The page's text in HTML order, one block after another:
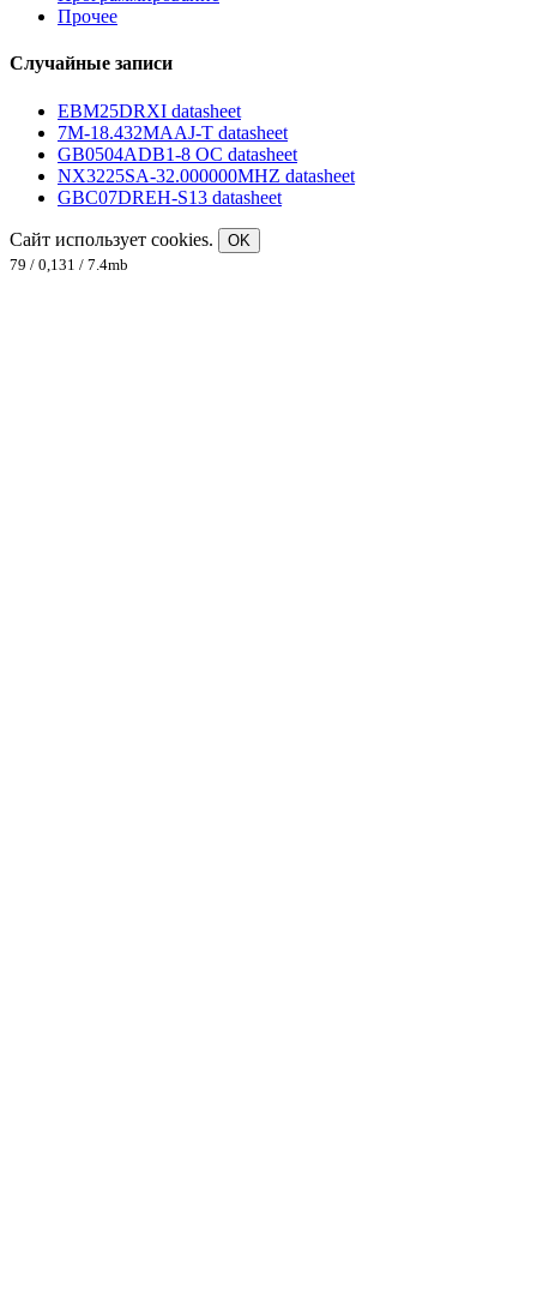
Прочее
Случайные записи
EBM25DRXI datasheet
7M-18.432MAAJ-T datasheet
GB0504ADB1-8 OC datasheet
NX3225SA-32.000000MHZ datasheet
GBC07DREH-S13 datasheet
Сайт использует cookies.
OK
79 / 0,131 / 7.4mb